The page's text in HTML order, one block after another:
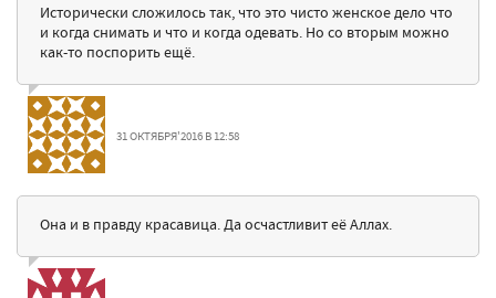
Исторически сложилось так, что это чисто женское дело что
и когда снимать и что и когда одевать. Но со вторым можно
как-то поспорить ещё.
31 ОКТЯБРЯ'2016 В 12:58
Она и в правду красавица. Да осчастливит её Аллах.